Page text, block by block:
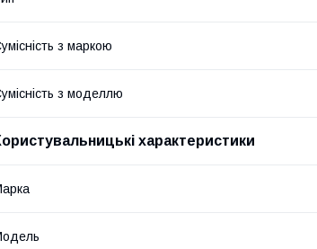
з маркою
з моделлю
характеристики